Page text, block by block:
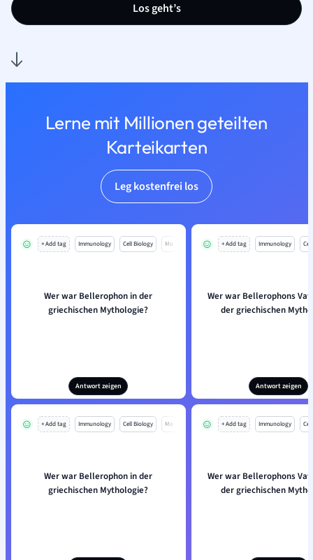
Los geht’s
Lerne mit Millionen geteilten
Karteikarten
Leg kostenfrei los
+ Add tag Immunology Cell Biology Mo
Wer war Bellerophon in der
griechischen Mythologie?
Antwort zeigen
+ Add tag Immunology
Wer war Bellerophons
der griechischen
Antwort zeigen
+ Add tag Immunology Cell Biology Mo
Wer war Bellerophon in der
griechischen Mythologie?
+ Add tag Immunology
Wer war Bellerophons
der griechischen